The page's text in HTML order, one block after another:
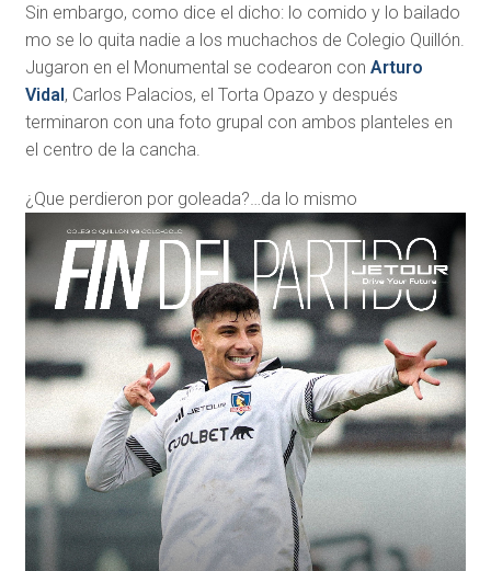
Sin embargo, como dice el dicho: lo comido y lo bailado
mo se lo quita nadie a los muchachos de Colegio Quillón.
Jugaron en el Monumental se codearon con Arturo
Vidal, Carlos Palacios, el Torta Opazo y después
terminaron con una foto grupal con ambos planteles en
el centro de la cancha.
¿Que perdieron por goleada?…da lo mismo